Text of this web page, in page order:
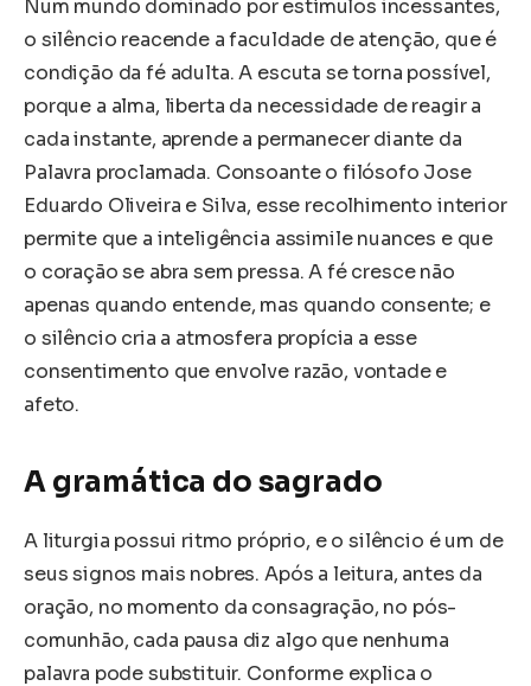
Num mundo dominado por estímulos incessantes,
o silêncio reacende a faculdade de atenção, que é
condição da fé adulta. A escuta se torna possível,
porque a alma, liberta da necessidade de reagir a
cada instante, aprende a permanecer diante da
Palavra proclamada. Consoante o filósofo Jose
Eduardo Oliveira e Silva, esse recolhimento interior
permite que a inteligência assimile nuances e que
o coração se abra sem pressa. A fé cresce não
apenas quando entende, mas quando consente; e
o silêncio cria a atmosfera propícia a esse
consentimento que envolve razão, vontade e
afeto.
A gramática do sagrado
A liturgia possui ritmo próprio, e o silêncio é um de
seus signos mais nobres. Após a leitura, antes da
oração, no momento da consagração, no pós-
comunhão, cada pausa diz algo que nenhuma
palavra pode substituir. Conforme explica o